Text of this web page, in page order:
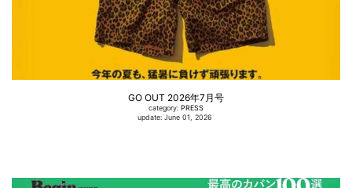
GO OUT 2026年7月号
category: PRESS
update: June 01, 2026